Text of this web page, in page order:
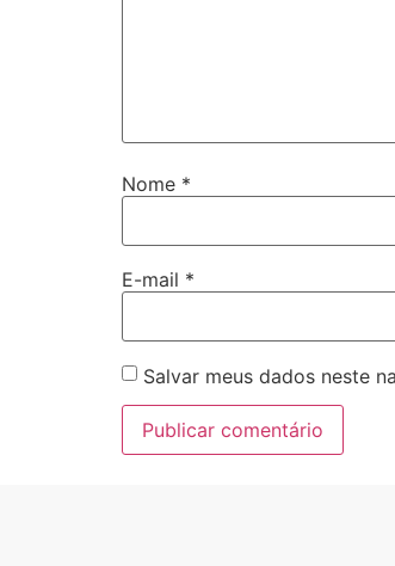
Nome *
E-mail *
Salvar meus dados neste